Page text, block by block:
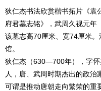
狄仁杰书法欣赏楷书拓片《袁
府君墓志铭》，武周久视元年
该墓志高70厘米、宽74厘米
馆。
狄仁杰（630—700年），字怀
人，唐、武周时期杰出的政治
可谓是推动唐朝走向繁荣的重